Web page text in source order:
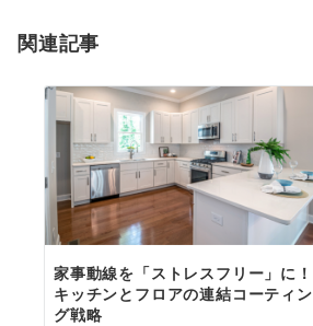
関連記事
家事動線を「ストレスフリー」に！
キッチンとフロアの連結コーティン
グ戦略